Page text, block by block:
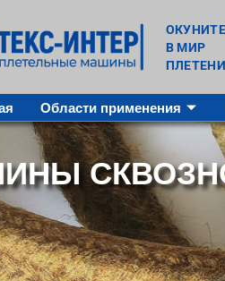
В МИР
Области применения